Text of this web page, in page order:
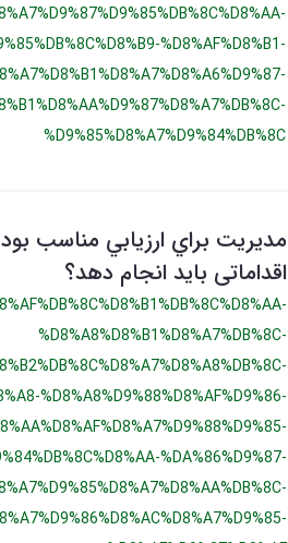
%D8%AF%D8%B1-
%D9%85%D8%A7%D9%84%DB%8C
مديريت براي ارزيابي مناسب
اقداماتی باید انجام دهد؟
%D8%A8%D8%B1%D8%A7%DB%8C-
%D8%A8%D9%88%D8%AF%D9%86-
%DA%86%D9%87-